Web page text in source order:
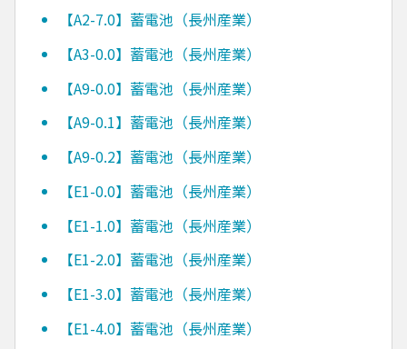
【A2-7.0】蓄電池（長州産業）
【A3-0.0】蓄電池（長州産業）
【A9-0.0】蓄電池（長州産業）
【A9-0.1】蓄電池（長州産業）
【A9-0.2】蓄電池（長州産業）
【E1-0.0】蓄電池（長州産業）
【E1-1.0】蓄電池（長州産業）
【E1-2.0】蓄電池（長州産業）
【E1-3.0】蓄電池（長州産業）
【E1-4.0】蓄電池（長州産業）